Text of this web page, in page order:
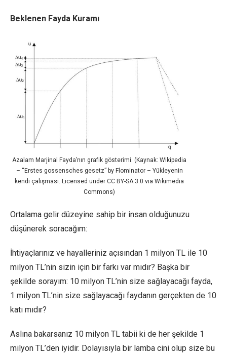
Beklenen Fayda Kuramı
Azalam Marjinal Fayda’nın grafik gösterimi. (Kaynak: Wikipedia
– “Erstes gossensches gesetz” by Flominator – Yükleyenin
kendi çalışması. Licensed under CC BY-SA 3.0 via Wikimedia
Commons)
Ortalama gelir düzeyine sahip bir insan olduğunuzu
düşünerek soracağım:
İhtiyaçlarınız ve hayalleriniz açısından 1 milyon TL ile 10
milyon TL’nin sizin için bir farkı var mıdır? Başka bir
şekilde sorayım: 10 milyon TL’nin size sağlayacağı fayda,
1 milyon TL’nin size sağlayacağı faydanın gerçekten de 10
katı mıdır?
Aslına bakarsanız 10 milyon TL tabii ki de her şekilde 1
milyon TL’den iyidir. Dolayısıyla bir lamba cini olup size bu